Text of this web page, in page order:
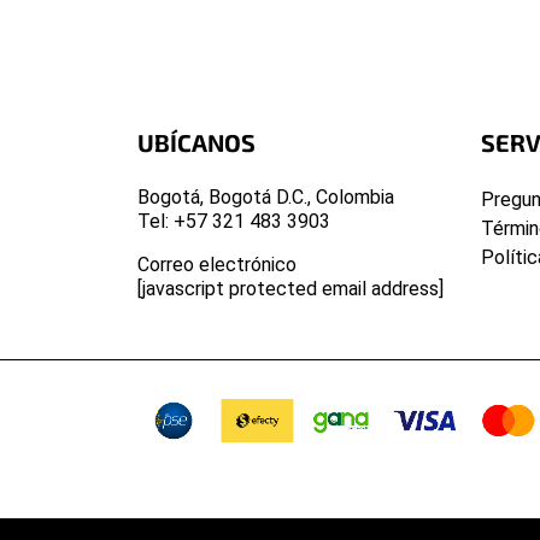
UBÍCANOS
Bogotá, Bogotá D.C., Colombia
Tel: +57 321 483 3903
Correo electrónico
[javascript protected email address]